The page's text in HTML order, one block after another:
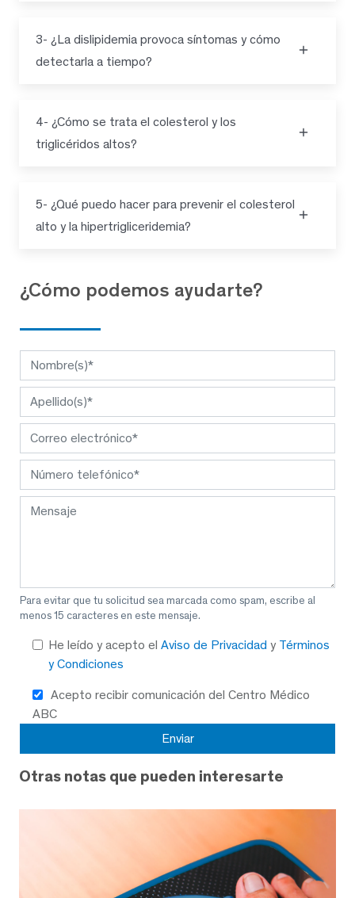
3- ¿La dislipidemia provoca síntomas y cómo
detectarla a tiempo?
4- ¿Cómo se trata el colesterol y los
triglicéridos altos?
5- ¿Qué puedo hacer para prevenir el colesterol
alto y la hipertrigliceridemia?
¿Cómo podemos ayudarte?
Para evitar que tu solicitud sea marcada como spam, escribe al
menos 15 caracteres en este mensaje.
He leído y acepto el Aviso de Privacidad y Términos
y Condiciones
Acepto recibir comunicación del Centro Médico
ABC
Otras notas que pueden interesarte